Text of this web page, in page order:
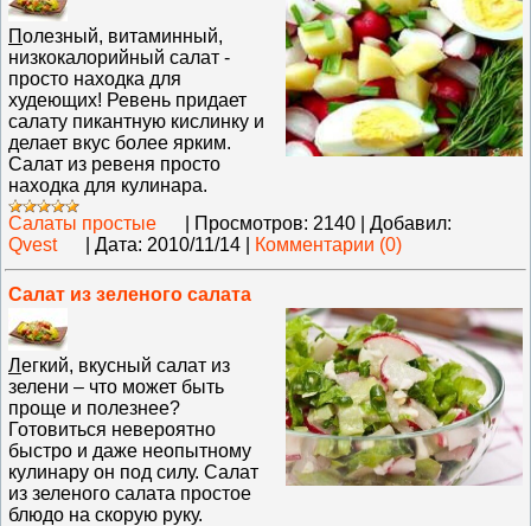
Полезный, витаминный,
низкокалорийный салат -
просто находка для
худеющих! Ревень придает
салату пикантную кислинку и
делает вкус более ярким.
Салат из ревеня просто
находка для кулинара.
Салаты простые
Просмотров: 2140
Добавил:
Qvest
Дата: 2010/11/14 Комментарии (0)
Салат из зеленого салата
Легкий, вкусный салат из
зелени – что может быть
проще и полезнее?
Готовиться невероятно
быстро и даже неопытному
кулинару он под силу. Салат
из зеленого салата простое
блюдо на скорую руку.